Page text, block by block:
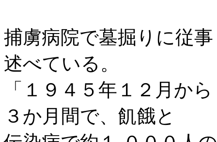
捕虜病院で墓掘りに従
述べている。
「１９４５年１２月か
３か月間で、飢餓と